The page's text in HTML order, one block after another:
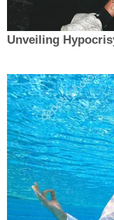
Unveiling